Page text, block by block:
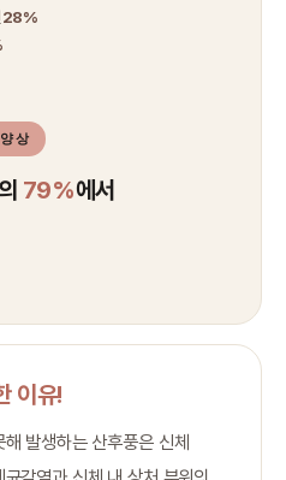
28%
상
79%에서
이유!
발생하는 산후풍은 신체